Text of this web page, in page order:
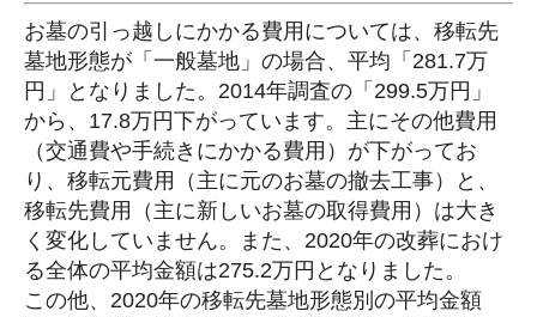
お墓の引っ越しにかかる費用については、移転先
墓地形態が「一般墓地」の場合、平均「281.7万
円」となりました。2014年調査の「299.5万円」
から、17.8万円下がっています。主にその他費用
（交通費や手続きにかかる費用）が下がってお
り、移転元費用（主に元のお墓の撤去工事）と、
移転先費用（主に新しいお墓の取得費用）は大き
く変化していません。また、2020年の改葬におけ
る全体の平均金額は275.2万円となりました。
この他、2020年の移転先墓地形態別の平均金額